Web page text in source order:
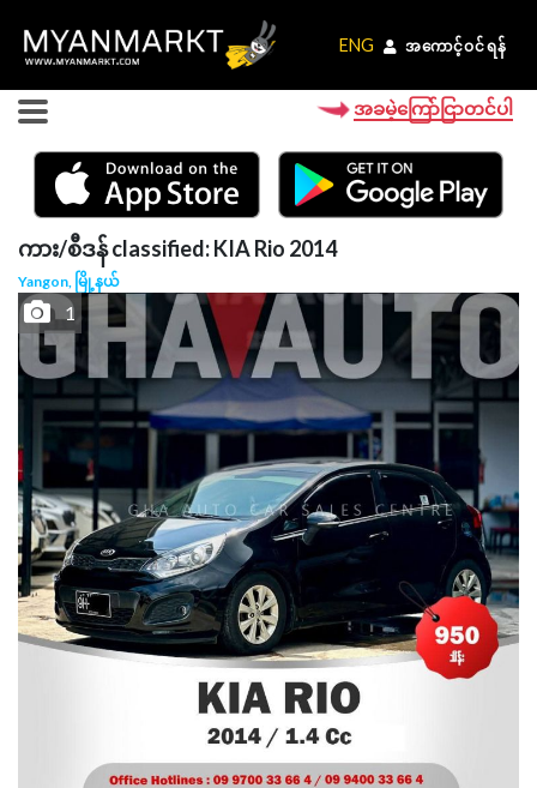
ENG အကောင့်ဝင်ရန်
ENG အကောင့်ဝင်ရန်
အခမဲ့ကြော်ငြာတင်ပါ
ကား/စီဒန် classified: KIA Rio 2014
Yangon, မြို့နယ်
1